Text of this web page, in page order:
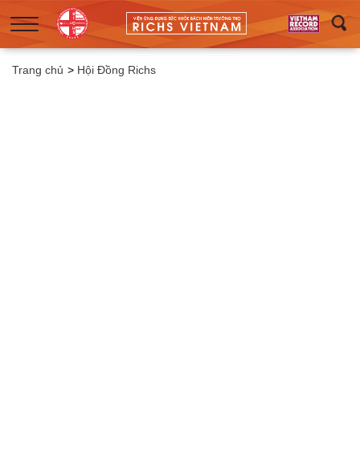
Trang chủ > Hội Đồng Richs